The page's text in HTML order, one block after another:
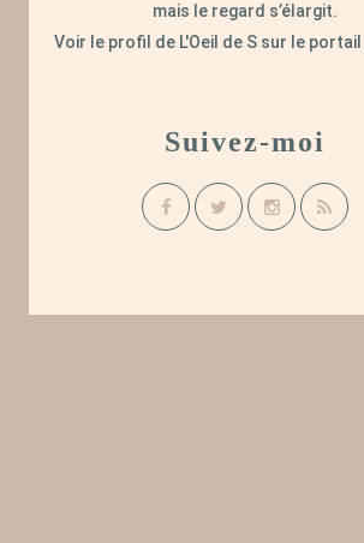
mais le regard s’élargit.
Voir le profil de L'Oeil de Ssur le portail
Suivez-moi